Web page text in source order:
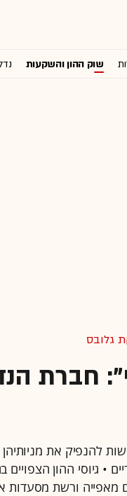
שוק ההון והשקעות
גלובס
חברת
להנפיק את
מאפייה ורשת מסעדות